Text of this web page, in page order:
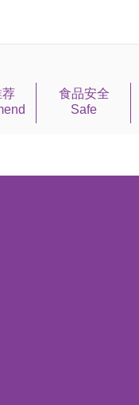
荐
食品安全
Safe